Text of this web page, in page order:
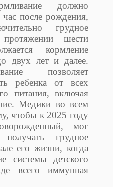
должно
после рождения,
грудное
шести
кормление
двух лет и далее.
позволяет
ребенка от всех
питания, включая
Медики во всем
чтобы к 2025 году
мог
грудное
его жизни, когда
системы детского
всего иммунная